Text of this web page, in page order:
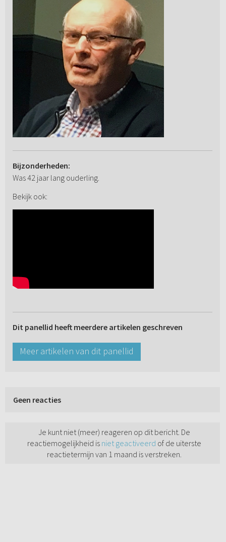
Bijzonderheden:
Was 42 jaar lang ouderling.
Bekijk ook:
Dit panellid heeft meerdere artikelen geschreven
Meer artikelen van dit panellid
Geen reacties
Je kunt niet (meer) reageren op dit bericht. De
reactiemogelijkheid is niet geactiveerd of de uiterste
reactietermijn van 1 maand is verstreken.